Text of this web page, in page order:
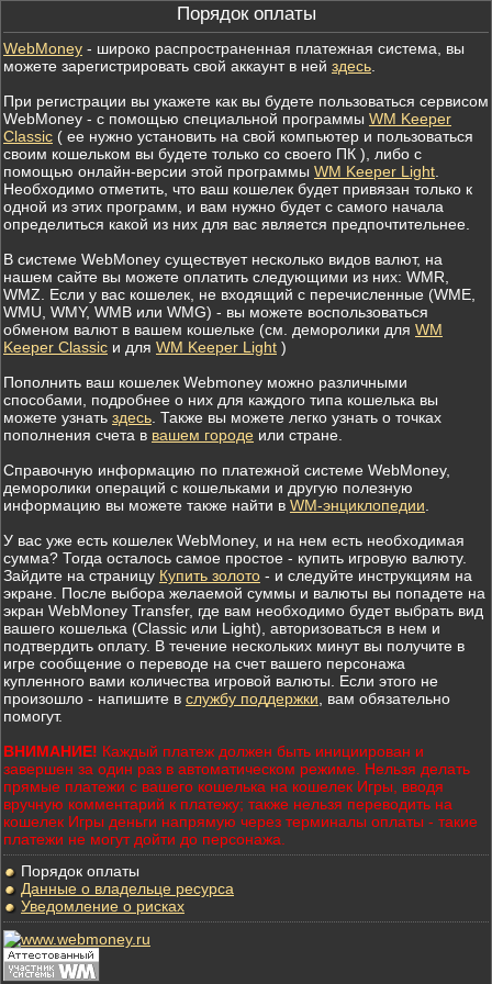
Порядок оплаты
WebMoney - широко распространенная платежная система, вы
можете зарегистрировать свой аккаунт в ней здесь
При регистрации вы укажете как вы будете пользоваться сервисом
WebMoney - c помощью специальной программы WM Keeper
Classic ( ее нужно установить на свой компьютер и пользоваться
своим кошельком вы будете только со своего ПК ), либо с
помощью онлайн-версии этой программы WM Keeper Light
Необходимо отметить, что ваш кошелек будет привязан только к
одной из этих программ, и вам нужно будет с самого начала
определиться какой из них для вас является предпочтительнее.
В системе WebMoney существует несколько видов валют, на
нашем сайте вы можете оплатить следующими из них: WMR,
WMZ. Если у вас кошелек, не входящий с перечисленные (WME,
WMU, WMY, WMB или WMG) - вы можете воспользоваться
обменом валют в вашем кошельке (см. деморолики для WM
Keeper Classic и для WM Keeper Light )
Пополнить ваш кошелек Webmoney можно различными
способами, подробнее о них для каждого типа кошелька вы
можете узнать здесь . Также вы можете легко узнать о точках
пополнения счета в вашем городе или стране.
Справочную информацию по платежной системе WebMoney,
деморолики операций с кошельками и другую полезную
информацию вы можете также найти в WM-энциклопедии
У вас уже есть кошелек WebMoney, и на нем есть необходимая
сумма? Тогда осталось самое простое - купить игровую валюту.
Зайдите на страницу Купить золото - и следуйте инструкциям на
экране. После выбора желаемой суммы и валюты вы попадете на
экран WebMoney Transfer, где вам необходимо будет выбрать вид
вашего кошелька (Classic или Light), авторизоваться в нем и
подтвердить оплату. В течение нескольких минут вы получите в
игре сообщение о переводе на счет вашего персонажа
купленного вами количества игровой валюты. Если этого не
произошло - напишите в службу поддержки , вам обязательно
помогут.
ВНИМАНИЕ! Каждый платеж должен быть инициирован и
завершен за один раз в автоматическом режиме. Нельзя делать
прямые платежи с вашего кошелька на кошелек Игры, вводя
вручную комментарий к платежу; также нельзя переводить на
кошелек Игры деньги напрямую через терминалы оплаты - такие
платежи не могут дойти до персонажа.
Порядок оплаты
Данные о владельце ресурса
Уведомление о рисках